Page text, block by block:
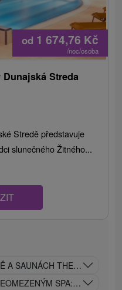
od 1 674,76 Kč
/noc/osoba
Dunajská Streda
Stredě představuje
slunečného Žitného...
A SAUNÁCH
SPA: TERMÁLNÍ